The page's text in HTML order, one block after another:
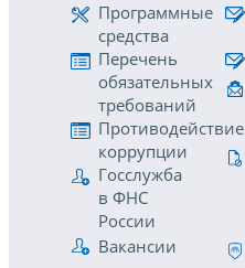
Программные
средства
Перечень
обязательных
требований
Противодействие
коррупции
Госслужба
в ФНС
России
Вакансии